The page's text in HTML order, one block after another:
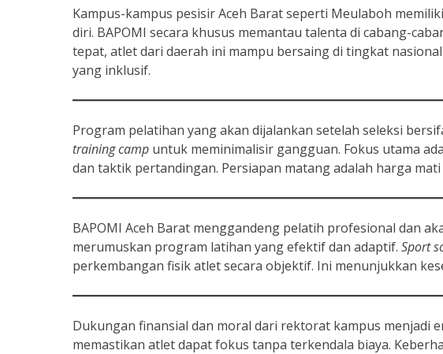
Kampus-kampus pesisir Aceh Barat seperti Meulaboh
diri. BAPOMI secara khusus memantau talenta di cabang-
tepat, atlet dari daerah ini mampu bersaing di tingkat
yang inklusif.
Program pelatihan yang akan dijalankan setelah seleksi
training camp untuk meminimalisir gangguan. Fokus utama
dan taktik pertandingan. Persiapan matang adalah harga mati
BAPOMI Aceh Barat menggandeng pelatih profesional dan
merumuskan program latihan yang efektif dan adaptif. Sport
perkembangan fisik atlet secara objektif. Ini menunjukkan
Dukungan finansial dan moral dari rektorat kampus menjadi
memastikan atlet dapat fokus tanpa terkendala biaya.